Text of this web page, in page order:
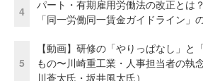
4
パート・有期雇用労働法の改正とは
「同一労働同一賃金ガイドライン」
5
【動画】研修の「やりっぱなし」と
もの〜川崎重工業・人事担当者の執
川蒼太氏・坂井風太氏）